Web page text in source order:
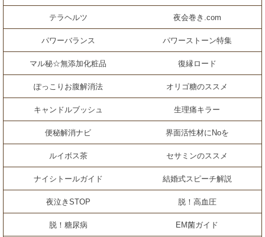
テラヘルツ 夜会巻き.com
パワーバランス パワーストーン特集
マル秘☆無添加化粧品 復縁ロード
ぽっこりお腹解消法 オリゴ糖のススメ
キャンドルブッシュ 生理痛キラー
便秘解消ナビ 界面活性材にNoを
ルイボス茶 セサミンのススメ
ナイシトールガイド 結婚式スピーチ解説
夜泣きSTOP 脱！高血圧
脱！糖尿病 EM菌ガイド